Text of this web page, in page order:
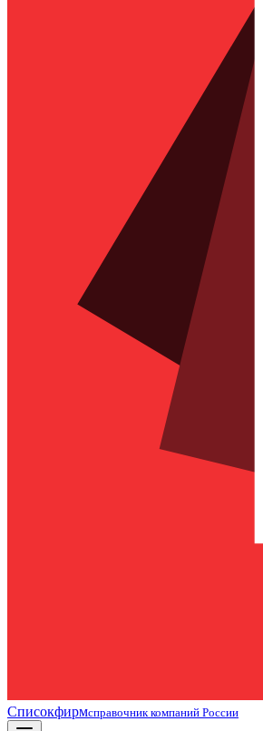
Списокфирмсправочник компаний России